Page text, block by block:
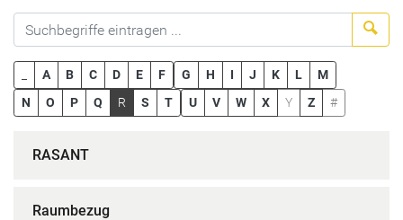
A B C D E F G H I J K L
M
N
O P Q R S T U V W X Y Z #
RASANT
Raumbezug